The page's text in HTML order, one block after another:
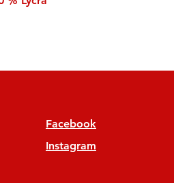
Facebook
Instagram